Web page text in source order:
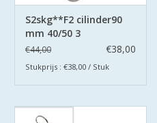
S2skg**F2 cilinder90
mm 40/50 3
keersleutels
€44,00 €38,00
Stukprijs : €38,00 / Stuk